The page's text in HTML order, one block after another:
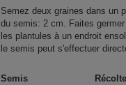
Semez deux graines dans un
du semis: 2 cm. Faites germer
les plantules à un endroit
le semis peut s'effectuer
Semis
Récolte